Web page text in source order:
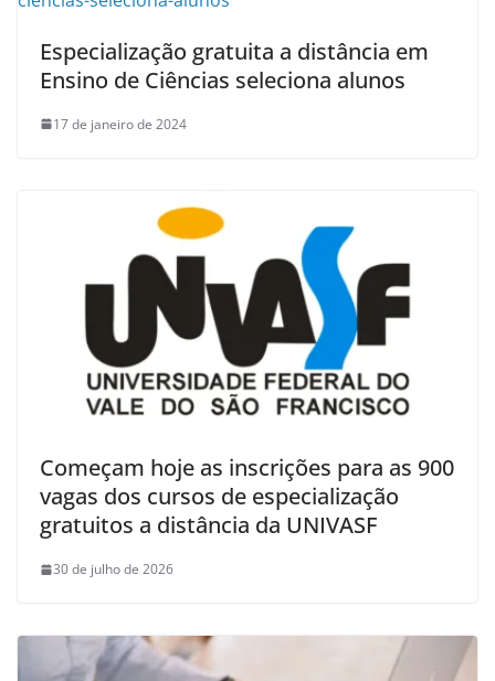
Especialização gratuita a distância em
Ensino de Ciências seleciona alunos
17 de janeiro de 2024
Começam hoje as inscrições para as 900
vagas dos cursos de especialização
gratuitos a distância da UNIVASF
30 de julho de 2026